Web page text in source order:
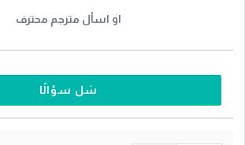
او اسأل مترجم محترف
سَل سؤالًا